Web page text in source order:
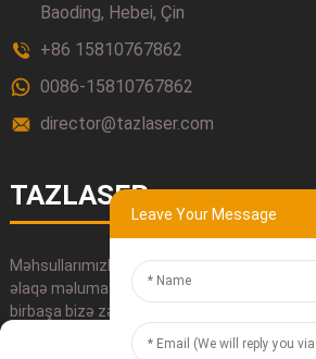
Baoding, Hebei, Çin
+86 15810767862
0086-15810767862
director@tazlaser.com
TAZLASER
Məhsullarımızla bağlı hər hansı bir sualınız
əlaqə məlumatlarımızdan istifadə edin, e-
birbaşa bizə zəng edin.
Leave Your Message
Manage Cookie